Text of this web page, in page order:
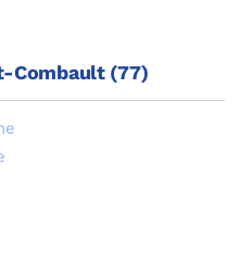
Combault (77)